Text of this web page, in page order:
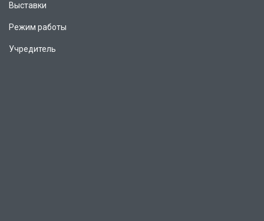
Выставки
Режим работы
Учредитель